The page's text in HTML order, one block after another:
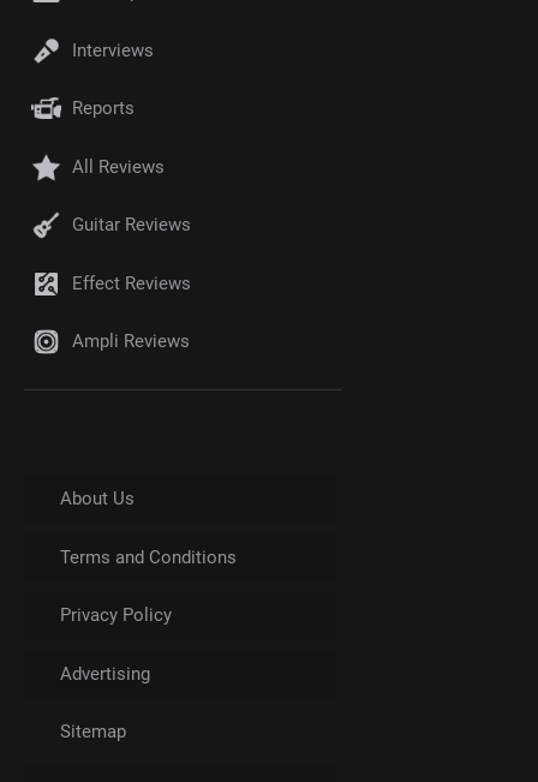
Interviews
Reports
All Reviews
Guitar Reviews
Effect Reviews
Ampli Reviews
About Us
Terms and Conditions
Privacy Policy
Advertising
Sitemap